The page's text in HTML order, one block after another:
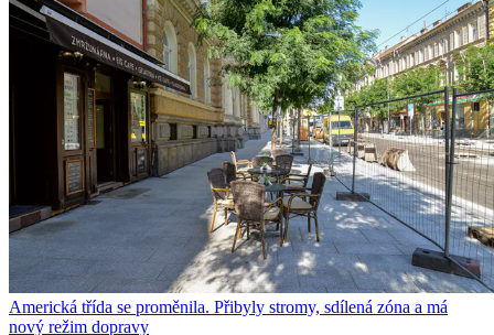
Americká třída se proměnila. Přibyly stromy, sdílená zóna a má
nový režim dopravy